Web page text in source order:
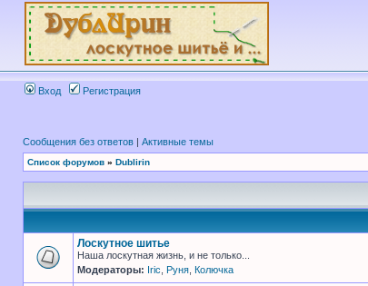
Вход Регистрация
Сообщения без ответов | Активные темы
Список форумов » Dublirin
Лоскутное шитье
Наша лоскутная жизнь, и не только...
Модераторы: Iric Руня Колючка